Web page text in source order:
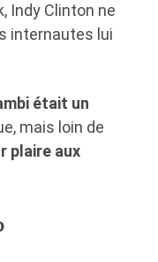
Indy Clinton ne
internautes lui
était un
mais loin de
plaire aux